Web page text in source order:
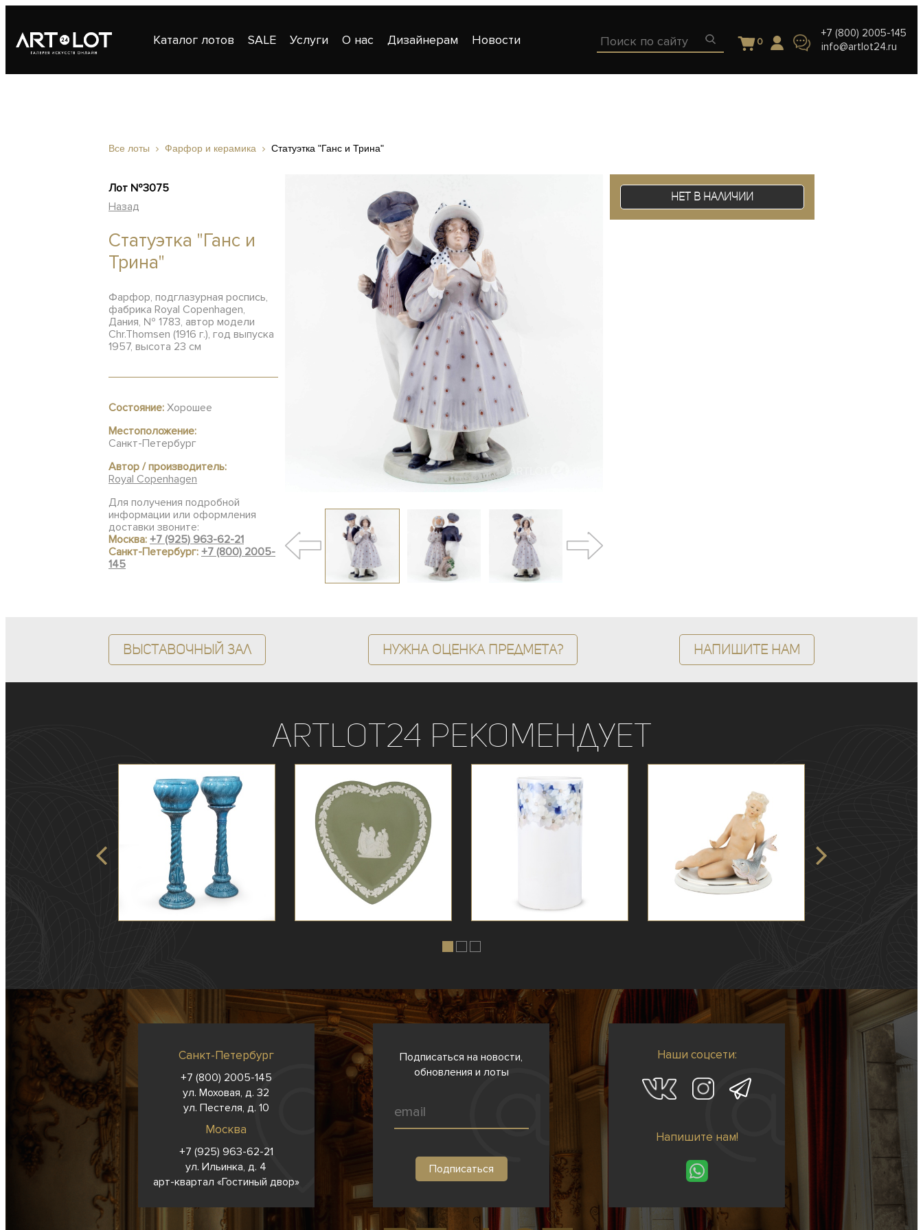
Каталог лотов SALE Услуги О нас Дизайнерам Новости 0
+7 (800) 2005-145
info@artlot24.ru
Все лоты Фарфор и керамика Статуэтка "Ганс и Трина"
Лот №3075
Назад
Статуэтка "Ганс и
Трина"
Фарфор, подглазурная роспись,
фабрика Royal Copenhagen,
Дания, № 1783, автор модели
Chr.Thomsen (1916 г.), год выпуска
1957, высота 23 см
Состояние: Хорошее
Местоположение:
Санкт-Петербург
Автор / производитель:
Royal Copenhagen
Для получения подробной
информации или оформления
доставки звоните:
Москва: +7 (925) 963-62-21
Санкт-Петербург: +7 (800) 2005-
145
Нет в наличии
Выставочный зал Нужна оценка предмета? Напишите нам
ArtLot24 рекомендует
Санкт-Петербург
+7 (800) 2005-145
ул. Моховая, д. 32
ул. Пестеля, д. 10
Москва
+7 (925) 963-62-21
ул. Ильинка, д. 4
арт-квартал «Гостиный двор»
Подписаться на новости,
обновления и лоты
Наши соцсети:
Напишите нам!